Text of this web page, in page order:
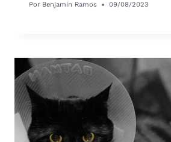
Por Benjamín Ramos 09/08/2023